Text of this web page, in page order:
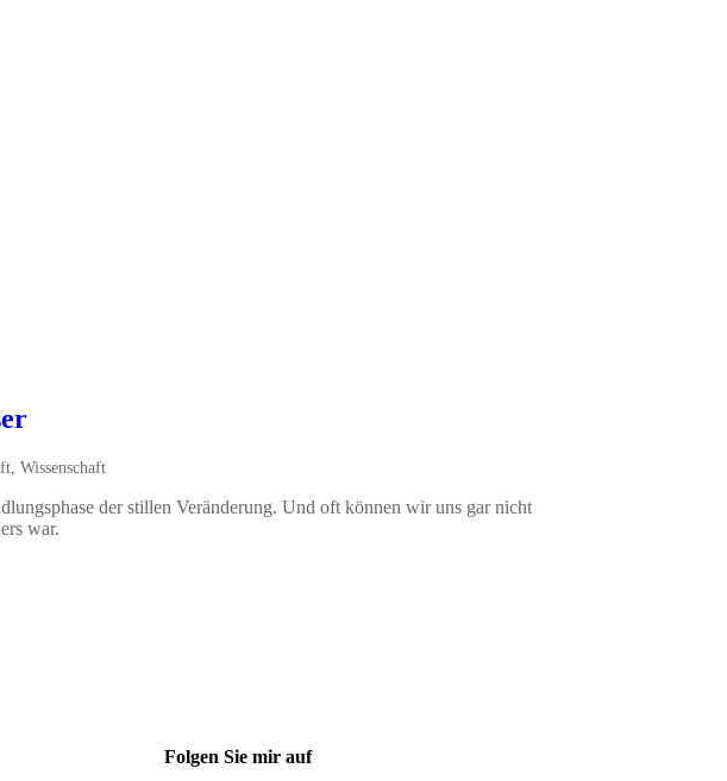
,Wissenschaft
der stillen Veränderung. Und oft können wir uns gar nicht
war.
Folgen Sie mir auf